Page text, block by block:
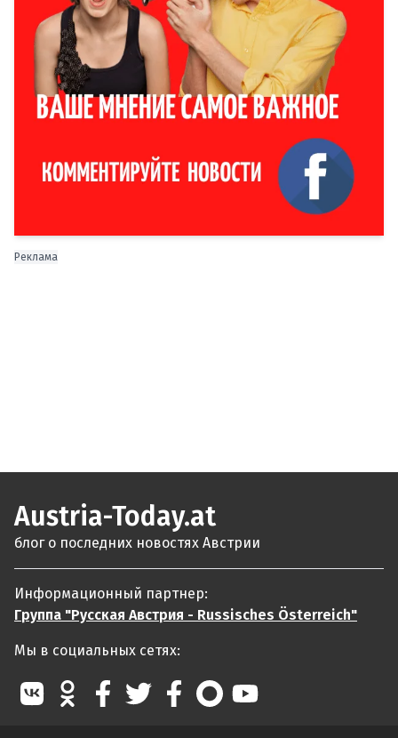
Реклама
Austria-Today.at
блог о последних новостях Австрии
Информационный партнер:
Группа "Русская Австрия - Russisches Österreich"
Мы в социальных сетях: